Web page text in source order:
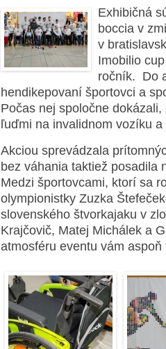
Exhibičná
boccia v
v
Imobilio
ročník. Do
hendikepovaní športovci a
Počas nej spoločne
ľuďmi na invalidnom vozíku
Akciou sprevádzala
bez váhania taktiež posadila
Medzi športovcami, ktorí sa
olympionistky Zuzka
slovenského štvorkajaku v
Krajčovič, Matej Michálek a
atmosféru eventu vám